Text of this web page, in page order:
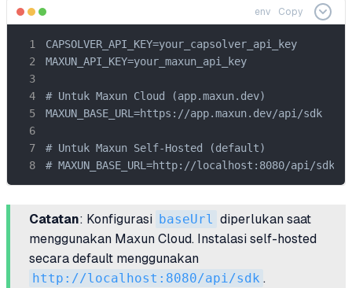
env Copy
CAPSOLVER_API_KEY=your_capsolver_api_key
MAXUN_API_KEY=your_maxun_api_key
# Untuk Maxun Cloud (app.maxun.dev)
MAXUN_BASE_URL=https://app.maxun.dev/api/sdk
# Untuk Maxun Self-Hosted (default)
# MAXUN_BASE_URL=http://localhost:8080/api/sdk
Catatan: Konfigurasi baseUrl diperlukan saat
menggunakan Maxun Cloud. Instalasi self-hosted
secara default menggunakan
http://localhost:8080/api/sdk .